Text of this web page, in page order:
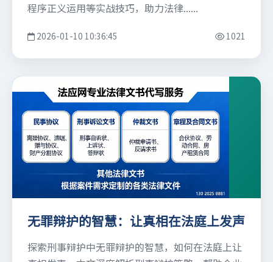
程序正义运用等实战技巧，助力法律......
2026-01-10 10:36:45 1021
无罪辩护的智慧：让真相在法庭上发声
探索刑事辩护中无罪辩护的智慧，如何在法庭上让